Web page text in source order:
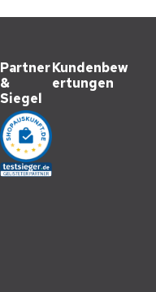
Partner
&
Siegel
Kundenbew
ertungen